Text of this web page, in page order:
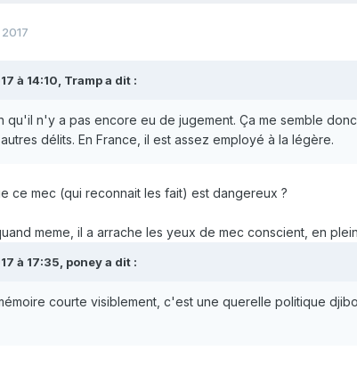
à 14:10, Trampa dit :
qu'il n'y a pas encore eu de jugement. Ça me semble
délits. En France, il est assez employé à la légère.
ce mec (qui reconnait les fait) est dangereux ?
meme, il a arrache les yeux de mec conscient, en
à 17:35, poneya dit :
courte visiblement, c'est une querelle politique